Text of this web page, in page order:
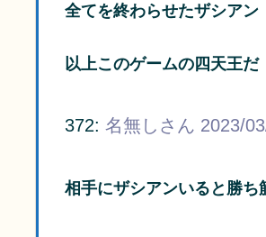
全てを終わらせたザシアン
以上このゲームの四天王だ
372: 名無しさん 2023/
相手にザシアンいると勝